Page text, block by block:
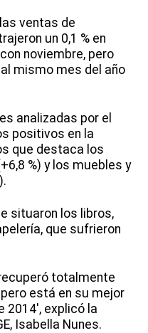
ventas de
un 0,1 % en
noviembre, pero
mismo mes del año
analizadas por el
positivos en la
que destaca los
%) y los muebles y
situaron los libros,
que sufrieron
totalmente
está en su mejor
2014', explicó la
Isabella Nunes.